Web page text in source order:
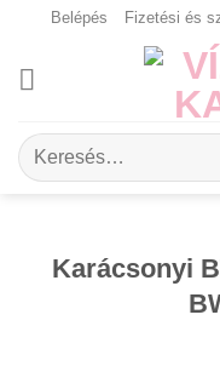
content
Belépés Fizetési és
Keresés
a
Karácsonyi